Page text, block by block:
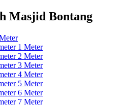
Masjid Bontang
1 Meter
2 Meter
3 Meter
4 Meter
5 Meter
6 Meter
7 Meter